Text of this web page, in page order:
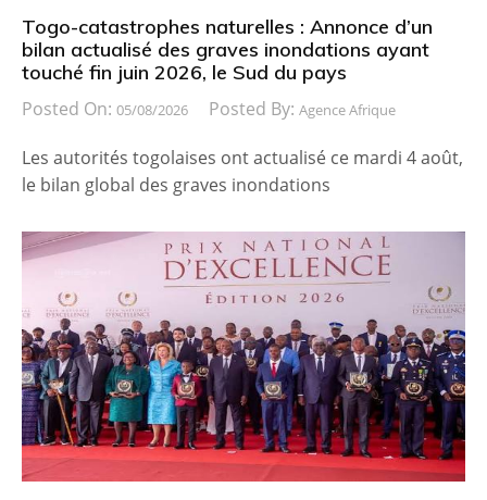
Togo-catastrophes naturelles : Annonce d’un
bilan actualisé des graves inondations ayant
touché fin juin 2026, le Sud du pays
Posted On: 05/08/2026 Posted By: Agence Afrique
Les autorités togolaises ont actualisé ce mardi 4 août,
le bilan global des graves inondations